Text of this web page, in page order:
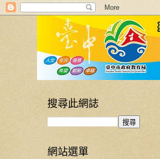
搜尋此網誌
網站選單